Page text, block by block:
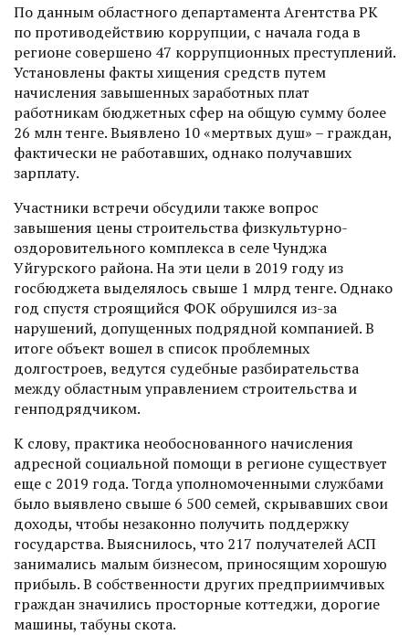
По данным областного депар­тамента Агентства РК
по противодействию коррупции, с начала года в
регионе совершено 47 коррупционных преступлений.
Установлены факты хищения средств путем
начисления завышенных заработных плат
работникам бюджетных сфер на общую сумму более
26 млн тенге. Выявлено 10 «мертвых душ» – граждан,
фактически не работавших, однако получавших
зарплату.
Участники встречи обсудили также вопрос
завышения цены строительства физкультурно-
оздоровительного комплекса в селе Чунджа
Уйгурского райо­на. На эти цели в 2019 году из
госбюджета выделялось свыше 1 млрд тенге. Однако
год спустя строящийся ФОК обрушился из-за
нарушений, допущенных подрядной компанией. В
итоге объект вошел в список проблемных
долгостроев, ведутся судебные разбирательства
между областным управлением строительства и
генподрядчиком.
К слову, практика необоснованного начисления
адресной социальной помощи в регионе существует
еще с 2019 года. Тогда уполномоченными службами
было выявлено свыше 6 500 семей, скрывавших свои
доходы, чтобы незаконно получить поддержку
государства. Выяснилось, что 217 получателей АСП
занимались малым бизнесом, приносящим хорошую
прибыль. В собственности других предприимчивых
граждан значились просторные коттеджи, дорогие
машины, табуны скота.